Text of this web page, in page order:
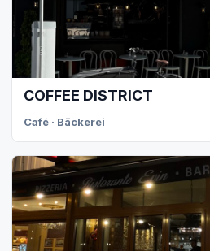
COFFEE DISTRICT
Café · Bäckerei